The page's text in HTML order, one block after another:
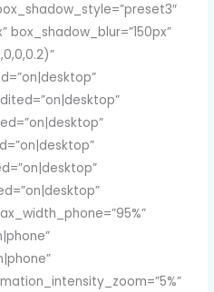
box_shadow_blur=”150px”